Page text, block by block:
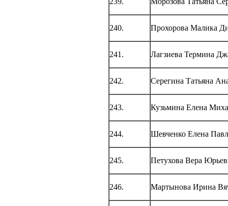
240. Прохорова Малика
241. Лагзиева Термина
242. Серегина Татьяна
243. Кузьмина Елена
244. Шевченко Елена
245. Петухова Вера
246. Мартынова Ирина